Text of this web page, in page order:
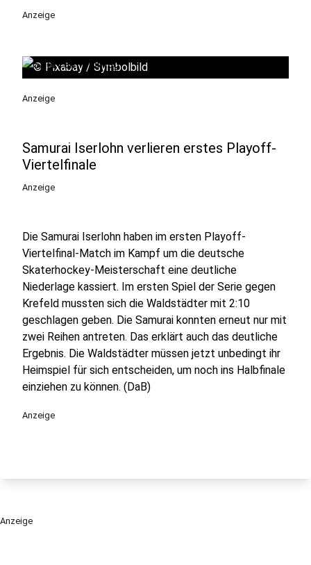
Anzeige
© Pixabay / Symbolbild
Anzeige
Samurai Iserlohn verlieren erstes Playoff-
Viertelfinale
Anzeige
Die Samurai Iserlohn haben im ersten Playoff-
Viertelfinal-Match im Kampf um die deutsche
Skaterhockey-Meisterschaft eine deutliche
Niederlage kassiert. Im ersten Spiel der Serie gegen
Krefeld mussten sich die Waldstädter mit 2:10
geschlagen geben. Die Samurai konnten erneut nur mit
zwei Reihen antreten. Das erklärt auch das deutliche
Ergebnis. Die Waldstädter müssen jetzt unbedingt ihr
Heimspiel für sich entscheiden, um noch ins Halbfinale
einziehen zu können. (DaB)
Anzeige
Anzeige